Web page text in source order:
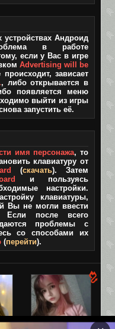
устройствах Андроид
в работе
если у Вас в игре
Advertising will be
происходит, зависает
, либо открывается в
появляется меню
выйти из игры
запустить её.
имя персонажа, то
клавиатуру от
(скачать). Затем
и пользуясь
настройки.
клавиатуры,
Вы не могли ввести
после всего
проблемы с
со способами их
(перейти).